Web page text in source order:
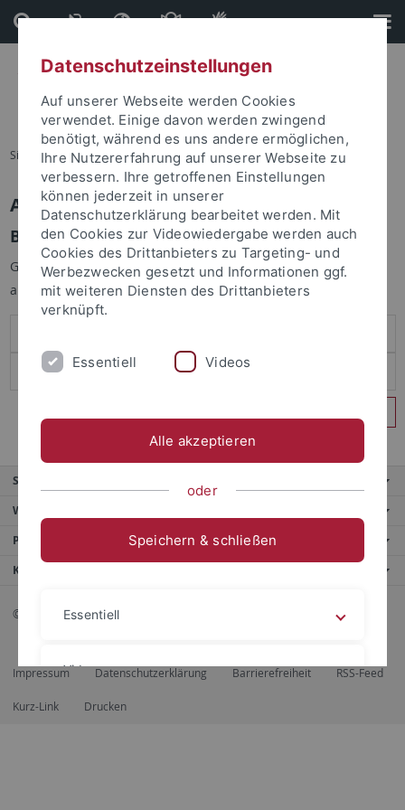
Direkt
zum
Inhalt
Direkt
zur
Fußleiste
Sie sind hier: Startseite
Anmelden
Benutzeranmeldung
Geben Sie Ihren Benutzernamen und Ihr Passwort an um sich
anzumelden:
Service
Weitere Angebote
Portale
Kontaktinfo
© 2026 Eberhard Karls Universität Tübingen, Tübingen
Impressum Datenschutzerklärung Barrierefreiheit RSS-Feed
Kurz-Link Drucken
Datenschutzeinstellungen
Auf unserer Webseite werden Cookies
verwendet. Einige davon werden zwingend
benötigt, während es uns andere ermöglichen,
Ihre Nutzererfahrung auf unserer Webseite zu
verbessern. Ihre getroffenen Einstellungen
können jederzeit in unserer
Datenschutzerklärung bearbeitet werden. Mit
den Cookies zur Videowiedergabe werden auch
Cookies des Drittanbieters zu Targeting- und
Werbezwecken gesetzt und Informationen ggf.
mit weiteren Diensten des Drittanbieters
verknüpft.
Essentiell Videos
Alle akzeptieren
oder
Speichern & schließen
Essentiell
Videos